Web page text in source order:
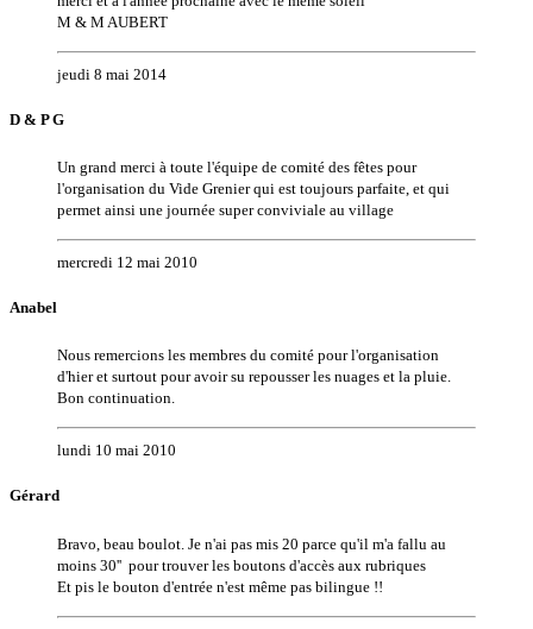
M & M AUBERT
jeudi 8 mai 2014
D & P G
Un grand merci à toute l'équipe de comité des fêtes pour
l'organisation du Vide Grenier qui est toujours parfaite, et qui
permet ainsi une journée super conviviale au village
mercredi 12 mai 2010
Anabel
Nous remercions les membres du comité pour l'organisation
d'hier et surtout pour avoir su repousser les nuages et la pluie.
Bon continuation.
lundi 10 mai 2010
Gérard
Bravo, beau boulot. Je n'ai pas mis 20 parce qu'il m'a fallu au
moins 30'' pour trouver les boutons d'accès aux rubriques
Et pis le bouton d'entrée n'est même pas bilingue !!